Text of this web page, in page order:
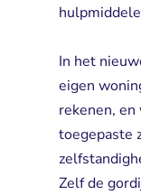
In het
eigen
rekenen, en
toegepaste
Zelf de